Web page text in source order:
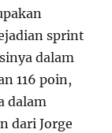
sprint
dalam
116 poin,
dalam
dari Jorge